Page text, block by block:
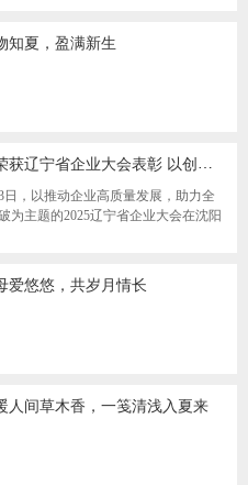
知夏，盈满新生
福佳大化荣获辽宁省企业大会表彰 以创新实干助力全面振兴新突破
日，以推动企业高质量发展，助力全
为主题的2025辽宁省企业大会在沈阳
爱悠悠，共岁月情长
人间草木香，一笺清浅入夏来